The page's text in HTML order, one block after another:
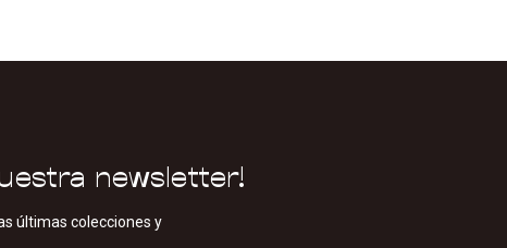
newsletter!
últimas colecciones y